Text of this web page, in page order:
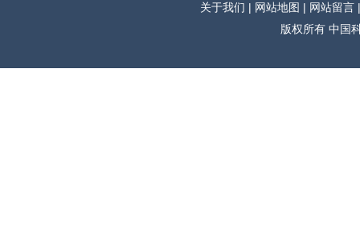
关于我们 | 网站地图 | 网站留
版权所有 中国